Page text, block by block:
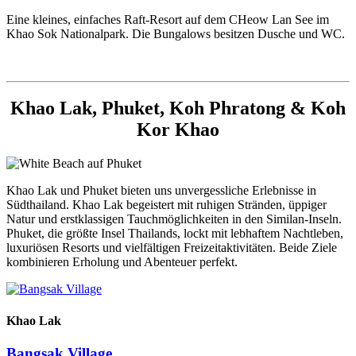
Eine kleines, einfaches Raft-Resort auf dem CHeow Lan See im
Khao Sok Nationalpark. Die Bungalows besitzen Dusche und WC.
Khao Lak, Phuket, Koh Phratong & Koh
Kor Khao
Khao Lak und Phuket bieten uns unvergessliche Erlebnisse in
Südthailand. Khao Lak begeistert mit ruhigen Stränden, üppiger
Natur und erstklassigen Tauchmöglichkeiten in den Similan-Inseln.
Phuket, die größte Insel Thailands, lockt mit lebhaftem Nachtleben,
luxuriösen Resorts und vielfältigen Freizeitaktivitäten. Beide Ziele
kombinieren Erholung und Abenteuer perfekt.
Khao Lak